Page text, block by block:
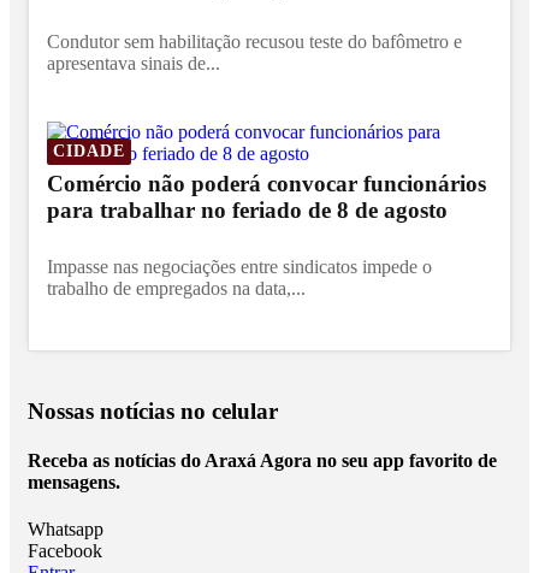
Condutor sem habilitação recusou teste do bafômetro e
apresentava sinais de...
CIDADE
Comércio não poderá convocar funcionários
para trabalhar no feriado de 8 de agosto
Impasse nas negociações entre sindicatos impede o
trabalho de empregados na data,...
Nossas notícias no celular
Receba as notícias do Araxá Agora no seu app favorito de
mensagens.
Whatsapp
Facebook